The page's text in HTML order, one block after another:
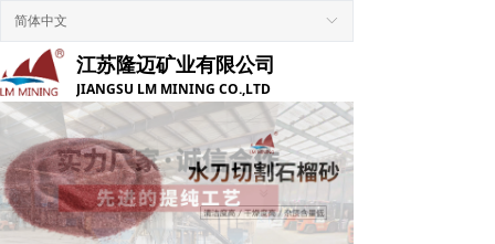
Error!ControlType:,StyleName:,ColorName:,Message:
江苏隆迈矿业有限公司
JIANGSU LM MINING CO.,LTD
ꀅ
简体中文